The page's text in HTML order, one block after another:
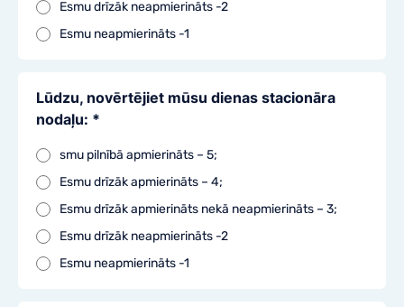
Esmu drīzāk neapmierināts -2
Esmu neapmierināts -1
Lūdzu, novērtējiet mūsu dienas stacionāra
nodaļu: *
smu pilnībā apmierināts – 5;
Esmu drīzāk apmierināts – 4;
Esmu drīzāk apmierināts nekā neapmierināts – 3;
Esmu drīzāk neapmierināts -2
Esmu neapmierināts -1